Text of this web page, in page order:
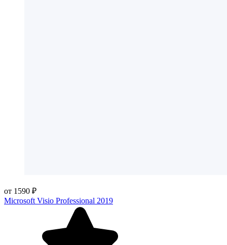
от 1590 ₽
Microsoft Visio Professional 2019